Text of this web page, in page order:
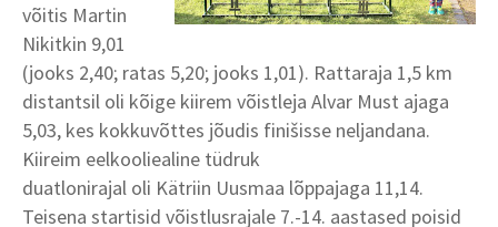
võitis Martin
Nikitkin 9,01
(jooks 2,40; ratas 5,20; jooks 1,01). Rattaraja 1,5 km
distantsil oli kõige kiirem võistleja Alvar Must ajaga
5,03, kes kokkuvõttes jõudis finišisse neljandana.
Kiireim eelkooliealine tüdruk
duatlonirajal oli Kätriin Uusmaa lõppajaga 11,14.
Teisena startisid võistlusrajale 7.-14. aastased poisid